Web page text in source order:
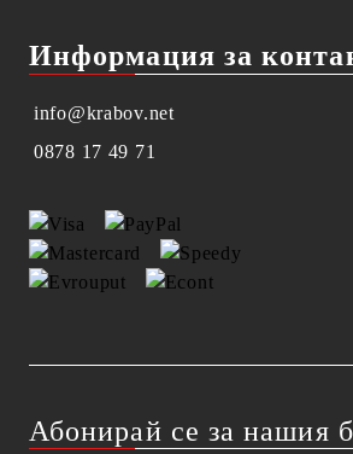
Информация за
info@krabov.net
0878 17 49 71
Абонирай се за нашия